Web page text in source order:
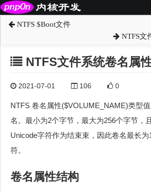
NTFS $Boot文件
NTFS文
NTFS文件系统卷名属
2021-07-01 106 0
NTFS 卷名属性($VOLUME_NAME)类型
名。最小为2个字节，最大为256个字节，
Unicode字符作为结束束，因此卷名最长
符。
卷名属性结构